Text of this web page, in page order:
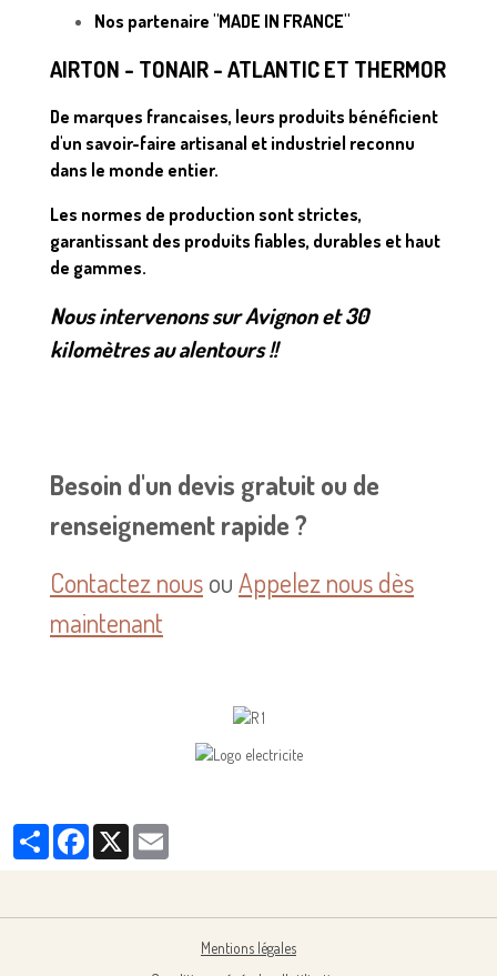
Nos partenaire "MADE IN FRANCE"
AIRTON - TONAIR - ATLANTIC ET THERMOR
De marques francaises, leurs produits bénéficient
d'un savoir-faire artisanal et industriel reconnu
dans le monde entier.
Les normes de production sont strictes,
garantissant des produits fiables, durables et haut
de gammes.
Nous intervenons sur Avignon et 30
kilomètres au alentours !!
Besoin d'un devis gratuit ou de
renseignement rapide ?
Contactez nousouAppelez nous dès
maintenant
PartagerFacebook
X
Mentions légales